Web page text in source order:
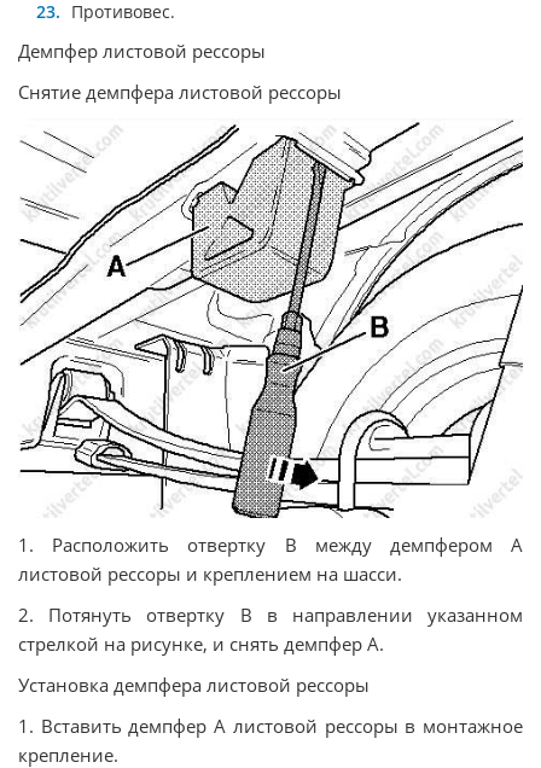
Противовес.
Демпфер листовой рессоры
Снятие демпфера листовой рессоры
1. Расположить отвертку В между демпфером А
листовой рессоры и креплением на шасси.
2. Потянуть отвертку В в направлении указанном
стрелкой на рисунке, и снять демпфер А.
Установка демпфера листовой рессоры
1. Вставить демпфер А листовой рессоры в монтажное
крепление.